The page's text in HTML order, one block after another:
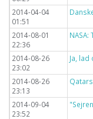
2014-04-04
01:51
2014-08-01
22:36
2014-08-26
23:02
Ja, lad
2014-08-26
23:13
2014-09-04
23:52